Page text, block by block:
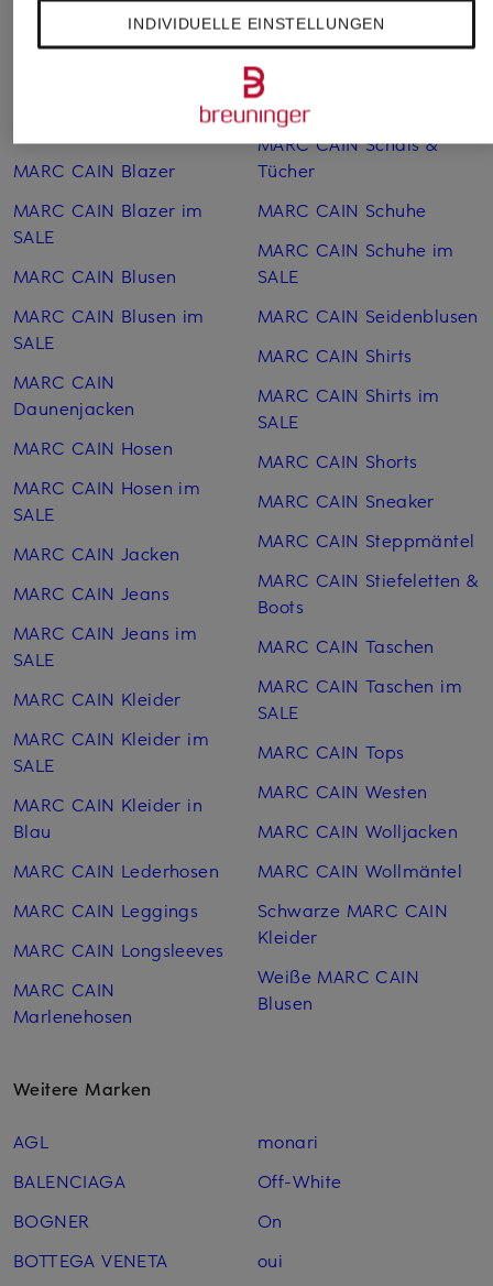
MARC CAIN Accessoires
MARC CAIN Artikel im
MARC CAIN Blazer
MARC CAIN Blazer im
SALE
MARC CAIN Blusen
MARC CAIN Blusen im
SALE
MARC CAIN
Daunenjacken
MARC CAIN Hosen
MARC CAIN Hosen im
SALE
MARC CAIN Jacken
MARC CAIN Jeans
MARC CAIN Jeans im
SALE
MARC CAIN Kleider
MARC CAIN Kleider im
SALE
MARC CAIN Kleider in
Blau
MARC CAIN Lederhosen
MARC CAIN Leggings
MARC CAIN Longsleeves
MARC CAIN
Marlenehosen
MARC CAIN Röcke im
SALE
MARC CAIN Sandalen
MARC CAIN Schals &
Tücher
MARC CAIN Schuhe
MARC CAIN Schuhe im
SALE
MARC CAIN Seiden­blusen
MARC CAIN Shirts
MARC CAIN Shirts im
SALE
MARC CAIN Shorts
MARC CAIN Sneaker
MARC CAIN Steppmäntel
MARC CAIN Stiefeletten &
Boots
MARC CAIN Taschen
MARC CAIN Taschen im
SALE
MARC CAIN Tops
MARC CAIN Westen
MARC CAIN Woll­jacken
MARC CAIN Woll­mäntel
Schwarze MARC CAIN
Kleider
Weiße MARC CAIN
Blusen
Weitere Marken
AGL
BALENCIAGA
BOGNER
BOTTEGA VENETA
monari
Off-White
On
oui
INDIVIDUELLE EINSTELLUNGEN